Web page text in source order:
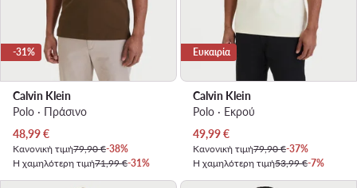
-31%
Calvin Klein
Polo · Πράσινο
Τρέχουσα τιμή
48,99€
Κανονική τιμή79,90 €-38%
Η χαμηλότερη τιμή71,99 €-31%
Ευκαιρία
Calvin Klein
Polo · Εκρού
Τρέχουσα τιμή
49,99€
Κανονική τιμή79,90 €-37%
Η χαμηλότερη τιμή53,99 €-7%